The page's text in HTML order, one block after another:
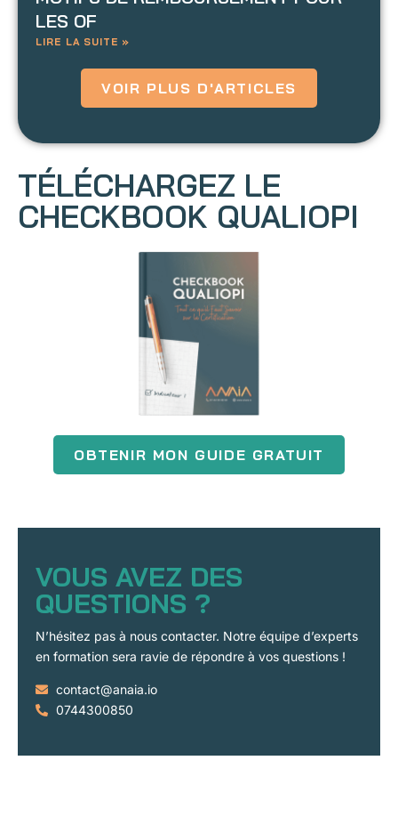
LES OF
LIRE LA SUITE »
VOIR PLUS D'ARTICLES
TÉLÉCHARGEZ LE
CHECKBOOK QUALIOPI
OBTENIR MON GUIDE GRATUIT
VOUS AVEZ DES
QUESTIONS ?
N’hésitez pas à nous contacter. Notre équipe d’experts
en formation sera ravie de répondre à vos questions !
contact@anaia.io
0744300850